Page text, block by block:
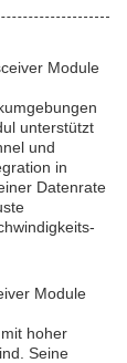
Module
unterstützt
und
in
Datenrate
Module
hoher
Seine